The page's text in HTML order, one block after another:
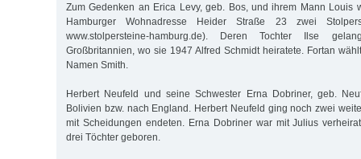
Zum Gedenken an Erica Levy, geb. Bos, und ihrem Mann Louis
Hamburger Wohnadresse Heider Straße 23 zwei
www.stolpersteine-hamburg.de). Deren Tochter Ilse
Großbritannien, wo sie 1947 Alfred Schmidt heiratete. Fortan
Namen Smith.
Herbert Neufeld und seine Schwester Erna Dobriner, geb.
Bolivien bzw. nach England. Herbert Neufeld ging noch zwei
mit Scheidungen endeten. Erna Dobriner war mit Julius
drei Töchter geboren.